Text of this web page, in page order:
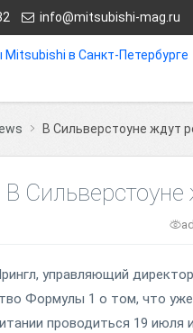
info@mitsubishi-mag.ru
В Сильверстоуне ждут
В
управляющий
Формулы 1 о том, что
проводиться 19 июля